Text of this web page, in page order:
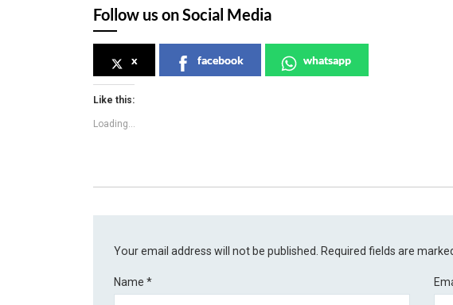
Follow us on Social Media
x facebook whatsapp
Like this:
Loading...
Your email address will not be published. Required fields are
Name*